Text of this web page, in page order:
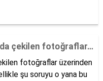
çekilen fotoğraflar…
fotoğraflar üzerinden
şu soruyu o yana bu